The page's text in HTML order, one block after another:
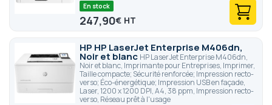
En stock
247,90€
HP HP LaserJet Enterprise M406dn,
Noir et blanc HP LaserJet Enterprise M406dn,
Noir et blanc, Imprimante pour Entreprises, Imprimer,
Taille compacte; Sécurité renforcée; Impression recto-
verso; Éco-énergétique; Impression USB en façade,
Laser, 1200 x 1200 DPI, A4, 38 ppm, Impression recto-
verso, Réseau prêt à l'usage